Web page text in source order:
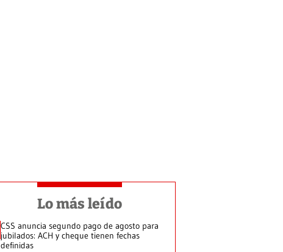
Lo más leído
CSS anuncia segundo pago de agosto para
jubilados: ACH y cheque tienen fechas
definidas